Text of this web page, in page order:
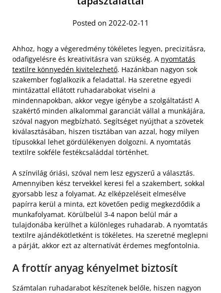
Posted on 2022-02-11
Ahhoz, hogy a végeredmény tökéletes legyen, precizitásra,
odafigyelésre és kreativitásra van szükség. A nyomtatás
textilre könnyedén kivitelezhető. Hazánkban nagyon sok
szakember foglalkozik a feladattal. Ha szeretne egyedi
mintázattal ellátott ruhadarabokat viselni a
mindennapokban, akkor vegye igénybe a szolgáltatást! A
szakértő minden alkalommal garanciát vállal a munkájára,
szóval nagyon megbízható. Segítséget nyújthat a szövetek
kiválasztásában, hiszen tisztában van azzal, hogy milyen
típusokkal lehet gördülékenyen dolgozni. A nyomtatás
textilre sokféle festékcsaláddal történhet.
A színvilág óriási, szóval nem lesz egyszerű a választás.
Amennyiben kész tervekkel keresi fel a szakembert, sokkal
gyorsabb lesz a folyamat. Az elképzeléseit elmesélve
papírra kerül a minta, ezt követően pedig megkezdődik a
munkafolyamat. Körülbelül 3-4 napon belül már a
tulajdonába kerülhet a különleges ruhadarab. A nyomtatás
textilre ajándékötletként is tökéletes. Ha szeretné meglepni
a párját, akkor ezt az alternatívát érdemes megfontolnia.
A frottír anyag kényelmet biztosít
Számtalan ruhadarabot készítenek belőle, hiszen nagyon